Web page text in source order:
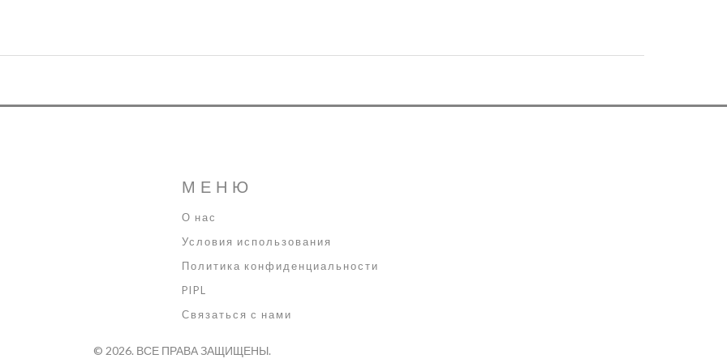
МЕНЮ
О нас
Условия использования
Политика конфиденциальности
PIPL
Связаться с нами
© 2026. ВСЕ ПРАВА ЗАЩИЩЕНЫ.